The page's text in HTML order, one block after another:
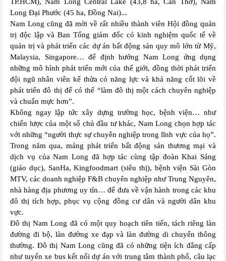
Long Đại Phước (45 ha, Đồng Nai)...
Nam Long cũng đã mời về rất nhiều thành viên Hội đồng quản
trị độc lập và Ban Tổng giám đốc có kinh nghiệm quốc tế về
quản trị và phát triển các dự án bất động sản quy mô lớn từ Mỹ,
Malaysia, Singapore… để định hướng Nam Long ứng dụng
những mô hình phát triển mới của thế giới, đồng thời phát triển
đội ngũ nhân viên kế thừa có năng lực và khả năng cốt lõi về
phát triển đô thị để có thể “làm đô thị một cách chuyên nghiệp
và chuẩn mực hơn”.
Không ngay lập tức xây dựng trường học, bệnh viện… như
chiến lược của một số chủ đầu tư khác, Nam Long chọn hợp tác
với những “người thực sự chuyên nghiệp trong lĩnh vực của họ”.
Trong năm qua, mảng phát triển bất động sản thương mại và
dịch vụ của Nam Long đã hợp tác cùng tập đoàn Khai Sáng
(giáo dục), SanHa, Kingfoodmart (siêu thị), bệnh viện Sài Gòn
MTV, các doanh nghiệp F&B chuyên nghiệp như Trung Nguyên,
nhà hàng địa phương uy tín… để đưa về vận hành trong các khu
đô thị tích hợp, phục vụ cộng đồng cư dân và người dân khu
vực.
Đô thị Nam Long đã có một quy hoạch tiên tiến, tách riêng làn
đường đi bộ, làn đường xe đạp và làn đường di chuyển thông
thường. Đô thị Nam Long cũng đã có những tiện ích đẳng cấp
như tuyến xe bus kết nối dự án với trung tâm thành phố, câu lạc